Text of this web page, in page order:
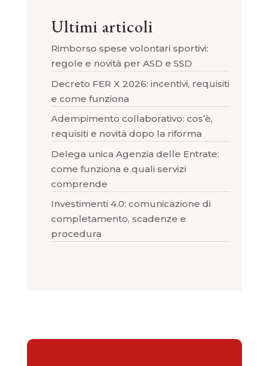
Ultimi articoli
Rimborso spese volontari sportivi:
regole e novità per ASD e SSD
Decreto FER X 2026: incentivi, requisiti
e come funziona
Adempimento collaborativo: cos’è,
requisiti e novità dopo la riforma
Delega unica Agenzia delle Entrate:
come funziona e quali servizi
comprende
Investimenti 4.0: comunicazione di
completamento, scadenze e
procedura